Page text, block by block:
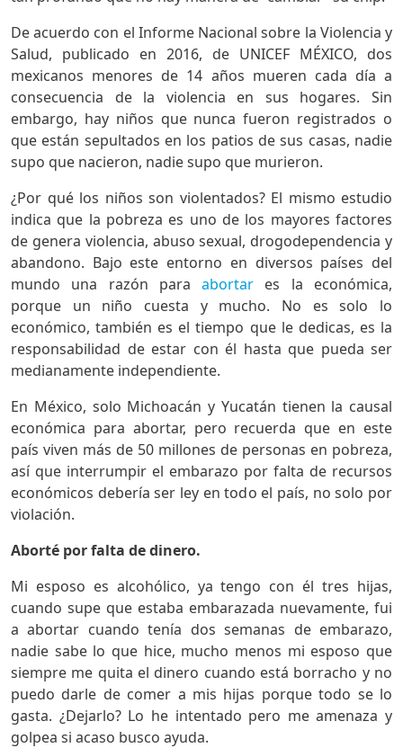
De acuerdo con el Informe Nacional sobre la Violencia y
Salud, publicado en 2016, de UNICEF MÉXICO, dos
mexicanos menores de 14 años mueren cada día a
consecuencia de la violencia en sus hogares. Sin
embargo, hay niños que nunca fueron registrados o
que están sepultados en los patios de sus casas, nadie
supo que nacieron, nadie supo que murieron.
¿Por qué los niños son violentados? El mismo estudio
indica que la pobreza es uno de los mayores factores
de genera violencia, abuso sexual, drogodependencia y
abandono. Bajo este entorno en diversos países del
mundo una razón paraabortar es la económica,
porque un niño cuesta y mucho. No es solo lo
económico, también es el tiempo que le dedicas, es la
responsabilidad de estar con él hasta que pueda ser
medianamente independiente.
En México, solo Michoacán y Yucatán tienen la causal
económica para abortar, pero recuerda que en este
país viven más de 50 millones de personas en pobreza,
así que interrumpir el embarazo por falta de recursos
económicos debería ser ley en todo el país, no solo por
violación.
Aborté por falta de dinero.
Mi esposo es alcohólico, ya tengo con él tres hijas,
cuando supe que estaba embarazada nuevamente, fui
a abortar cuando tenía dos semanas de embarazo,
nadie sabe lo que hice, mucho menos mi esposo que
siempre me quita el dinero cuando está borracho y no
puedo darle de comer a mis hijas porque todo se lo
gasta. ¿Dejarlo? Lo he intentado pero me amenaza y
golpea si acaso busco ayuda.